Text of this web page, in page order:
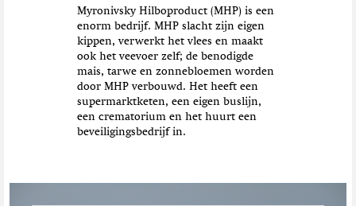
Myronivsky Hilboproduct (MHP) is een
enorm bedrijf. MHP slacht zijn eigen
kippen, verwerkt het vlees en maakt
ook hetveevoer zelf; de benodigde
mais, tarwe en zonnebloemen worden
door MHPverbouwd. Het heeft een
supermarktketen, een eigen buslijn,
een crematorium en het huurt een
beveiligingsbedrijf in.